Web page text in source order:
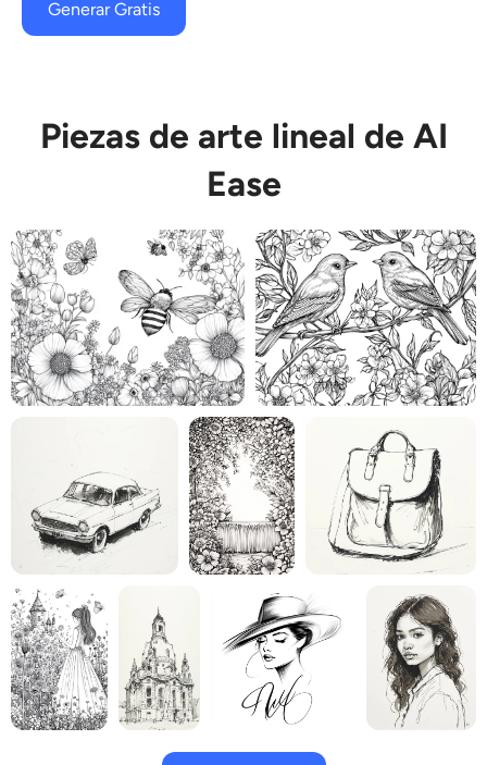
Generar Gratis
Piezas de arte lineal de AI
Ease